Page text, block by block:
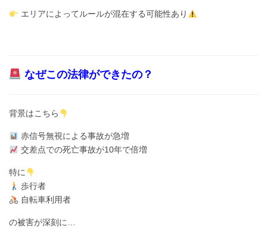
エリアによってルールが混在する可能性あり
なぜこの法律ができたの？
背景はこちら
赤信号無視による事故が急増
交差点での死亡事故が10年で倍増
特に
歩行者
自転車利用者
の被害が深刻に…